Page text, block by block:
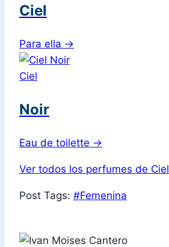
Ciel
Para ella →
Ciel
Noir
Eau de toilette →
Ver todos los perfumes de Ciel
Post Tags: #Femenina